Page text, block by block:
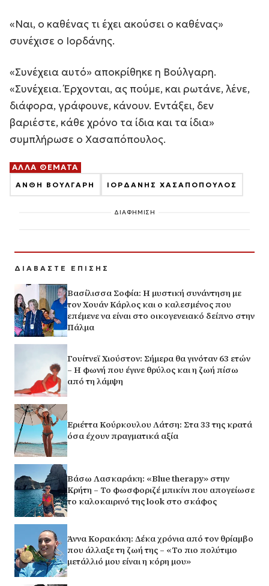
«Ναι, ο καθένας τι έχει ακούσει ο καθένας»
συνέχισε ο Ιορδάνης.
«Συνέχεια αυτό» αποκρίθηκε η Βούλγαρη.
«Συνέχεια. Έρχονται, ας πούμε, και ρωτάνε, λένε,
διάφορα, γράφουνε, κάνουν. Εντάξει, δεν
βαριέστε, κάθε χρόνο τα ίδια και τα ίδια»
συμπλήρωσε ο Χασαπόπουλος.
ΑΛΛΑ ΘΕΜΑΤΑ
ΑΝΘΗ ΒΟΥΛΓΑΡΗ ΙΟΡΔΑΝΗΣ ΧΑΣΑΠΟΠΟΥΛΟΣ
ΔΙΑΦΗΜΙΣΗ
ΔΙΑΒΑΣΤΕ ΕΠΙΣΗΣ
Βασίλισσα Σοφία: H μυστική συνάντηση με
τον Χουάν Κάρλος και ο καλεσμένος που
επέμενε να είναι στο οικογενειακό δείπνο στην
Πάλμα
Γουίτνεϊ Χιούστον: Σήμερα θα γινόταν 63 ετών
– Η φωνή που έγινε θρύλος και η ζωή πίσω
από τη λάμψη
Εριέττα Κούρκουλου Λάτση: Στα 33 της κρατά
όσα έχουν πραγματικά αξία
Βάσω Λασκαράκη: «Blue therapy» στην
Κρήτη – Το φωσφοριζέ μπικίνι που απογείωσε
το καλοκαιρινό της look στο σκάφος
Άννα Κορακάκη: Δέκα χρόνια από τον θρίαμβο
που άλλαξε τη ζωή της – «Το πιο πολύτιμο
μετάλλιό μου είναι η κόρη μου»